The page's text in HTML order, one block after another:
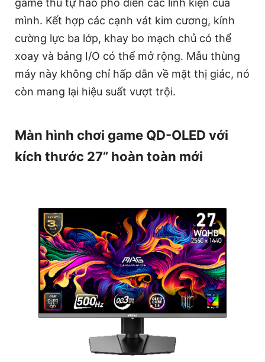
mình. Kết hợp các cạnh vát kim cương, kính
cường lực ba lớp, khay bo mạch chủ có thể
xoay và bảng I/O có thể mở rộng. Mẫu thùng
máy này không chỉ hấp dẫn về mặt thị giác, nó
còn mang lại hiệu suất vượt trội.
Màn hình chơi game QD-OLED với
kích thước 27” hoàn toàn mới